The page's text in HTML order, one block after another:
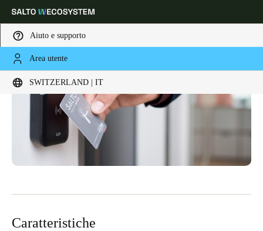
Aiuto e supporto
Area utente
SWITZERLAND | IT
Scegli la tua posizione e le impostazioni della lingua
Global Europe North America Caribbean -
Switzerland|Italiano
Caratteristiche